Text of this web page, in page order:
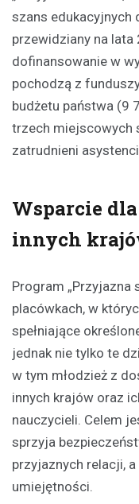
szans edukacyjnych
przewidziany na lata
dofinansowanie w
pochodzą z
budżetu państwa (9
trzech miejscowych
zatrudnieni
Wsparcie
innych
Program „Przyjazna
placówkach, w
spełniające
jednak nie tylko te
w tym młodzież z
innych krajów oraz
nauczycieli. Celem
sprzyja
przyjaznych relacji,
umiejętności.